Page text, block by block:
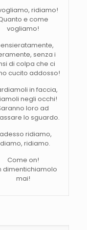
ridiamo!
e come
vogliamo!
senza i
di colpa che ci
cucito addosso!
in faccia,
negli occhi!
loro ad
lo sguardo.
ridiamo,
ridiamo.
Come on!
dimentichiamolo
mai!